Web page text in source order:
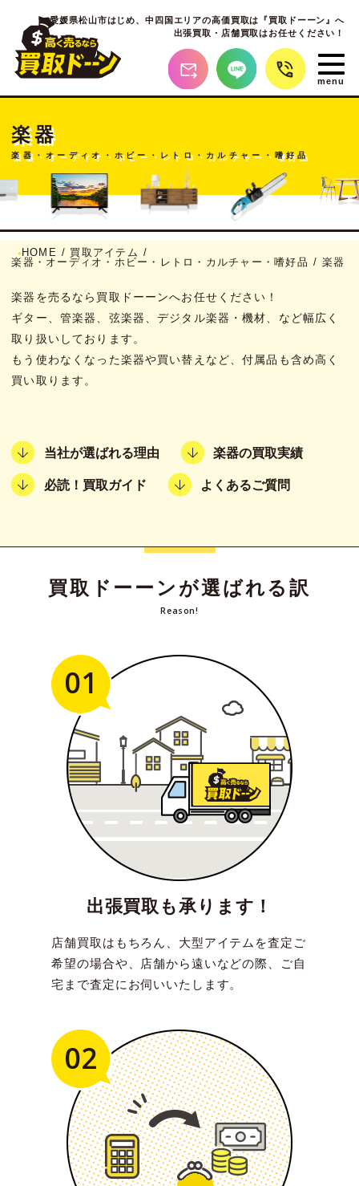
愛媛県松山市はじめ、中四国エリアの高価買取は『買取ドーーン』へ
出張買取・店舗買取はお任せください！
楽器
楽器・オーディオ・ホビー・レトロ・カルチャー・嗜好品
HOME / 買取アイテム /
楽器・オーディオ・ホビー・レトロ・カルチャー・嗜好品 / 楽器
楽器を売るなら買取ドーーンへお任せください！
ギター、管楽器、弦楽器、デジタル楽器・機材、など幅広く
取り扱いしております。
もう使わなくなった楽器や買い替えなど、付属品も含め高く
買い取ります。
当社が選ばれる理由 楽器の買取実績
必読！買取ガイド よくあるご質問
買取ドーーンが選ばれる訳
Reason!
01
出張買取も承ります！
店舗買取はもちろん、大型アイテムを査定ご
希望の場合や、店舗から遠いなどの際、ご自
宅まで査定にお伺いいたします。
02